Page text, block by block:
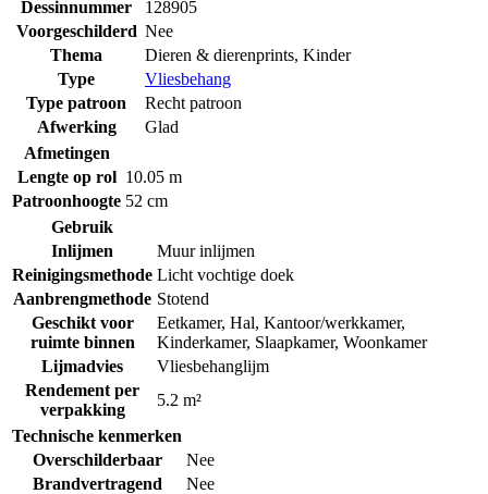
Dessinnummer
128905
Voorgeschilderd Nee
Thema
Dieren & dierenprints, Kinder
Type
Vliesbehang
Type patroon
Recht patroon
Afwerking
Glad
Afmetingen
Lengte op rol 10.05 m
Patroonhoogte 52 cm
Gebruik
Inlijmen
Muur inlijmen
Reinigingsmethode Licht vochtige doek
Aanbrengmethode Stotend
Geschikt voor
ruimte binnen
Eetkamer, Hal, Kantoor/werkkamer,
Kinderkamer, Slaapkamer, Woonkamer
Lijmadvies
Vliesbehanglijm
Rendement per
verpakking
5.2 m²
Technische kenmerken
Overschilderbaar
Nee
Brandvertragend
Nee